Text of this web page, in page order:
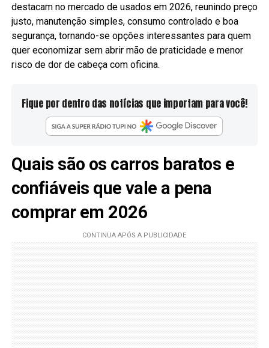
destacam no mercado de usados em 2026, reunindo preço
justo, manutenção simples, consumo controlado e boa
segurança, tornando-se opções interessantes para quem
quer economizar sem abrir mão de praticidade e menor
risco de dor de cabeça com oficina.
Fique por dentro das notícias que importam para você!
Quais são os carros baratos e
confiáveis que vale a pena
comprar em 2026